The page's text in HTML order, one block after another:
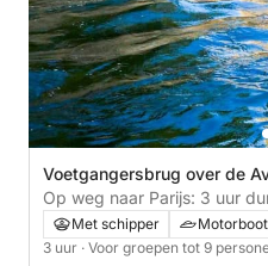
Voetgangersbrug over de
Billancourt, Frankrijk
Op weg naar Parijs: 3 uur
Lichtstad
Met schipper
Motorboot
3 uur · Voor groepen tot 9